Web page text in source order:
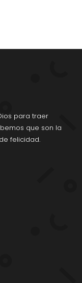
para traer
que son la
felicidad.